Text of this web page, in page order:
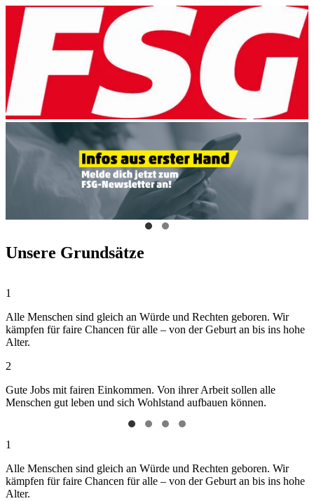
Unsere Grundsätze
1
Alle Menschen sind gleich an Würde und Rechten geboren. Wir
kämpfen für faire Chancen für alle – von der Geburt an bis ins hohe
Alter.
2
Gute Jobs mit fairen Einkommen. Von ihrer Arbeit sollen alle
Menschen gut leben und sich Wohlstand aufbauen können.
1
Alle Menschen sind gleich an Würde und Rechten geboren. Wir
kämpfen für faire Chancen für alle – von der Geburt an bis ins hohe
Alter.